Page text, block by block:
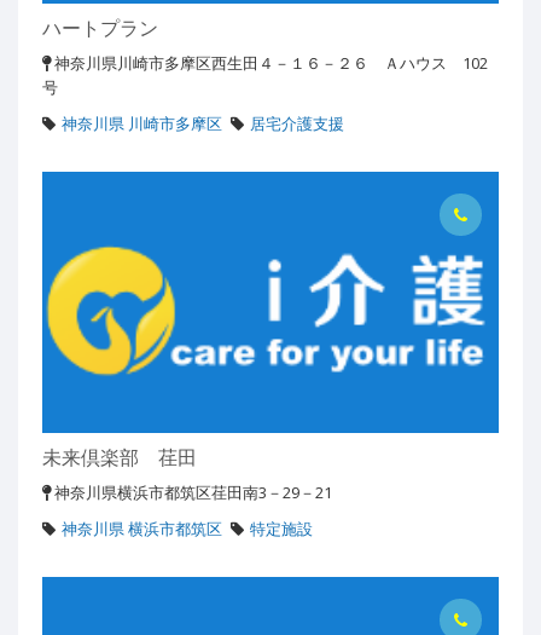
ハートプラン
神奈川県川崎市多摩区西生田４－１６－２６ Ａハウス 102
号
神奈川県 川崎市多摩区
居宅介護支援
未来倶楽部 荏田
神奈川県横浜市都筑区荏田南3－29－21
神奈川県 横浜市都筑区
特定施設